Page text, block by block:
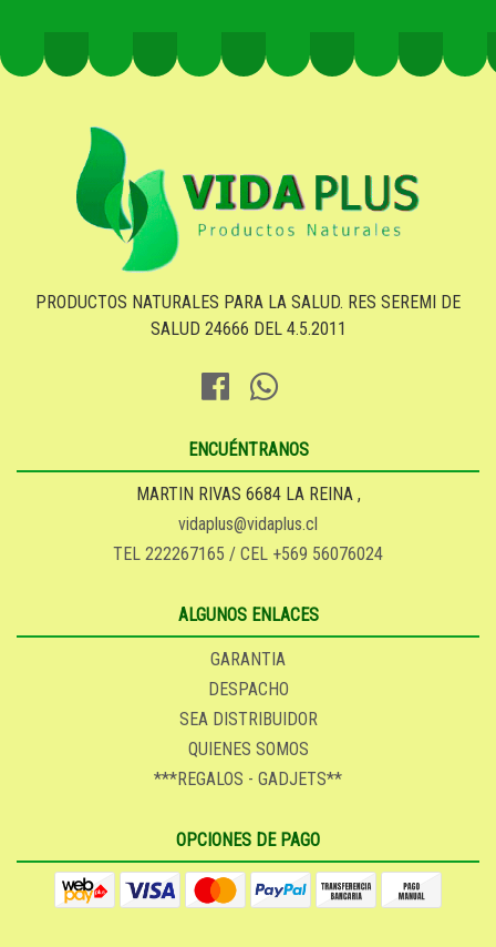
PRODUCTOS NATURALES PARA LA SALUD. RES SEREMI DE
SALUD 24666 DEL 4.5.2011
ENCUÉNTRANOS
MARTIN RIVAS 6684 LA REINA ,
vidaplus@vidaplus.cl
TEL 222267165 / CEL +569 56076024
ALGUNOS ENLACES
GARANTIA
DESPACHO
SEA DISTRIBUIDOR
QUIENES SOMOS
***REGALOS - GADJETS**
OPCIONES DE PAGO